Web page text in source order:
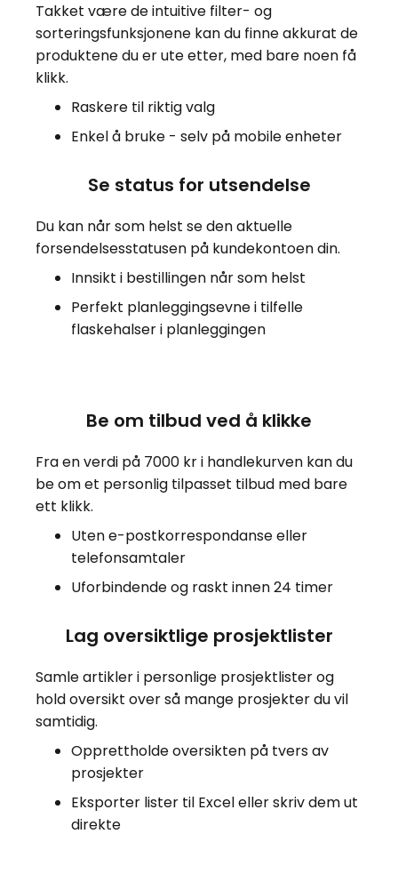
Takket være de intuitive filter- og
sorteringsfunksjonene kan du finne akkurat de
produktene du er ute etter, med bare noen få
klikk.
Raskere til riktig valg
Enkel å bruke - selv på mobile enheter
Se status for utsendelse
Du kan når som helst se den aktuelle
forsendelsesstatusen på kundekontoen din.
Innsikt i bestillingen når som helst
Perfekt planleggingsevne i tilfelle
flaskehalser i planleggingen
Be om tilbud ved å klikke
Fra en verdi på 7000 kr i handlekurven kan du
be om et personlig tilpasset tilbud med bare
ett klikk.
Uten e-postkorrespondanse eller
telefonsamtaler
Uforbindende og raskt innen 24 timer
Lag oversiktlige prosjektlister
Samle artikler i personlige prosjektlister og
hold oversikt over så mange prosjekter du vil
samtidig.
Opprettholde oversikten på tvers av
prosjekter
Eksporter lister til Excel eller skriv dem ut
direkte